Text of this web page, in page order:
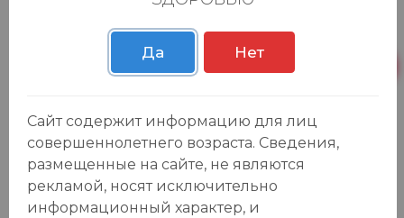
Вакансии
Новости
Бонусная карта
Контакты
Личный кабинет
Войти
Зарегистрироваться
Бонусная карта
Да Нет
Сайт содержит информацию для лиц
совершеннолетнего возраста. Сведения,
размещенные на сайте, не являются
рекламой, носят исключительно
информационный характер, и